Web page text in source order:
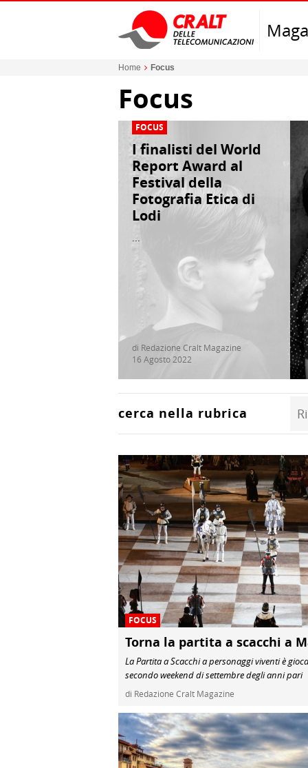
Home Focus
Focus
FOCUS
I finalisti del World
Report Award al
Festival della
Fotografia Etica di
Lodi
...
di Redazione Cralt Magazine
16 Agosto 2022
cerca nella rubrica
FOCUS
Torna la partita a scacchi a
La Partita a Scacchi a personaggi viventi è
secondo weekend di settembre degli anni pari
di Redazione Cralt Magazine